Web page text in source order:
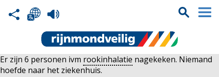
Er zijn 6 personen ivm rookinhalatie nagekeken. Niemand
hoefde naar het ziekenhuis.